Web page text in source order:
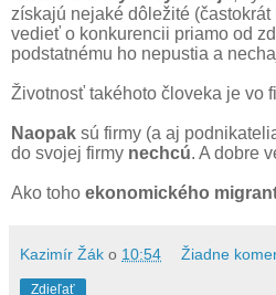
získajú nejaké dôležité
vedieť o konkurencii priamo od
podstatnému ho nepustia a
Životnosť takéhoto človeka je vo
Naopak sú firmy (a aj
do svojej firmy nechcú. A dobre
Ako toho ekonomického
Kazimír Žák o 10:54 Žiadne
Zdieľať